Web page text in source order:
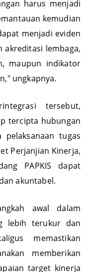
harus menjadi
kemudian
menjadi eviden
akreditasi lembaga,
maupun indikator
ungkapnya.
tersebut,
tercipta hubungan
tugas
Perjanjian Kinerja,
PAPKIS dapat
akuntabel.
awal dalam
lebih terukur dan
memastikan
memberikan